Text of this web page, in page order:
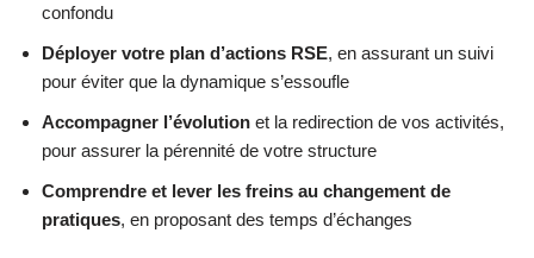
confondu
Déployer votre plan d’actions RSE, en assurant un suivi
pour éviter que la dynamique s’essoufle
Accompagner l’évolution et la redirection de vos activités,
pour assurer la pérennité de votre structure
Comprendre et lever les freins au changement de
pratiques, en proposant des temps d’échanges